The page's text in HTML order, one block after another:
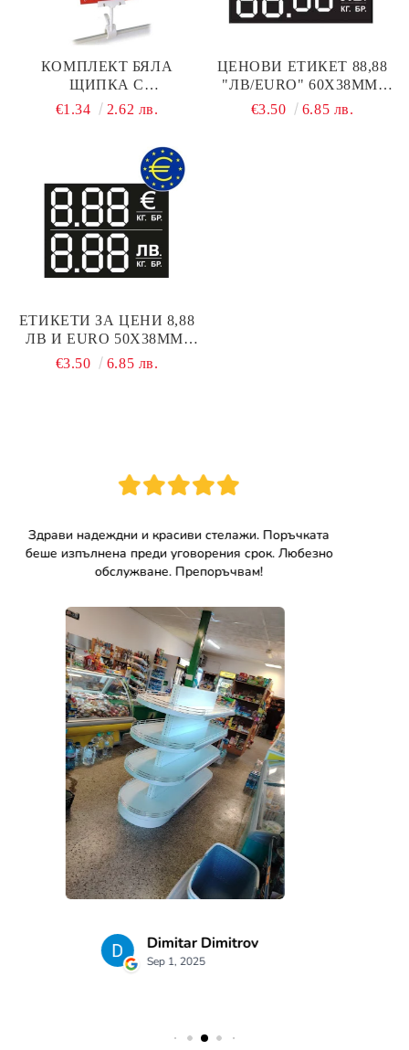
КОМПЛЕКТ БЯЛА
ЩИПКА С
ЛАМИНИРАНА
€1.34 2.62 лв.
ЦЕНОВИ ЕТИКЕТ 88,88
"ЛВ/EURO" 60Х38ММ,
100 БР.
€3.50 6.85 лв.
ЕТИКЕТИ ЗА ЦЕНИ 8,88
ЛВ И EURO 50X38ММ,
100 БР.
€3.50 6.85 лв.